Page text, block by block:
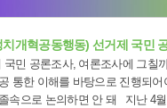
치개혁공동행동) 선거제 국민
공론조사, 여론조사에 그칠까 우려돼 공
통한 이해를 바탕으로 진행되
시한에 쫓겨 졸속으로 논의하